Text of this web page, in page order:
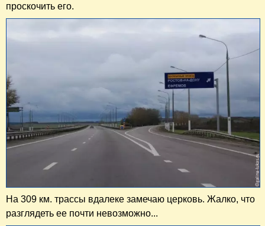
проскочить его.
На 309 км. трассы вдалеке замечаю церковь. Жалко, что
разглядеть ее почти невозможно...